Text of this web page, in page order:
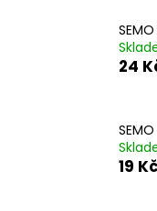
24
19 Kč